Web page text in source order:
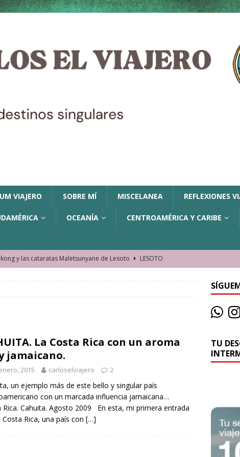
VIAJERO SOBRE MÍ MISCELANEA REFLEXIONES
OCEANÍA CENTROAMÉRICA Y CARIBE
y las cataratas Maletsunyane de Lesoto
LESOTO
La historia de la misteriosa avioneta de la playa
JAMAICA
moverse en Seychelles de manera sostenible
El barrio más castizo de Malabo GUINEA ECUATORIAL
La Costa Rica con un aroma
jamaicano.
2015 carloselviajero 2
un ejemplo más de este bello y singular país
con un marcada influencia jamaicana…
Rica. Cahuita. Agosto 2009 En esta, mi primera entrada
Costa Rica, una país con […]
TU